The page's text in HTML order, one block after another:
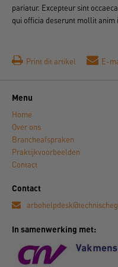
pariatur. Excepteur sint
qui officia deserunt mollit anim
Print dit artikel E-
Menu
Home
Over ons
Brancheafspraken
Praktijkvoorbeelden
Contact
Contact
In samenwerking met: